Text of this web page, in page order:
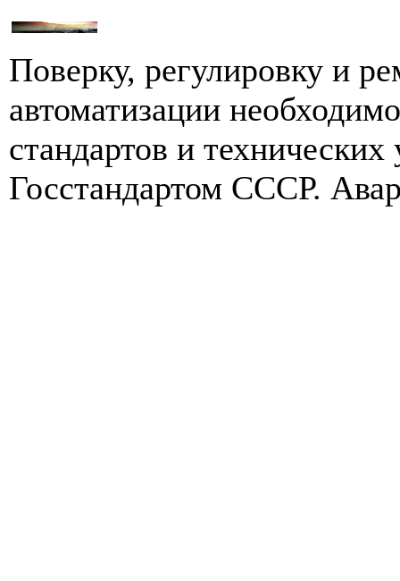
Поверку, регулировку и
автоматизации
стандартов и
Госстандартом СССР.